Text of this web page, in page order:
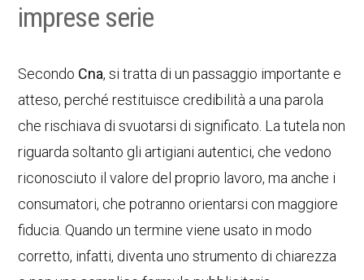
imprese serie
Secondo Cna, si tratta di un passaggio importante e
atteso, perché restituisce credibilità a una parola
che rischiava di svuotarsi di significato. La tutela non
riguarda soltanto gli artigiani autentici, che vedono
riconosciuto il valore del proprio lavoro, ma anche i
consumatori, che potranno orientarsi con maggiore
fiducia. Quando un termine viene usato in modo
corretto, infatti, diventa uno strumento di chiarezza